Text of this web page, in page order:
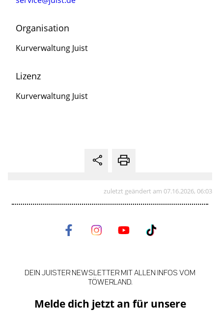
Organisation
Kurverwaltung Juist
Lizenz
Kurverwaltung Juist
zuletzt geändert am 07.16.2026, 06:03
Melde dich jetzt an für unsere
DEIN JUISTER NEWSLETTER MIT ALLEN INFOS VOM
TÖWERLAND.